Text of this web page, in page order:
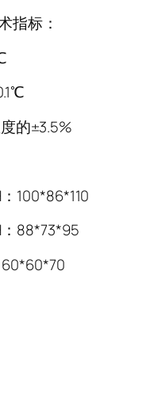
指标：
的±3.5%
100*86*110
88*73*95
60*70